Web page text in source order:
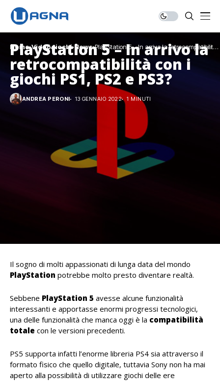
Home Videogiochi News PlayStation 5 – In arrivo la retrocompatibilità
con i giochi PS1, PS2 e PS3?
PlayStation 5 – In arrivo la
retrocompatibilità con i
giochi PS1, PS2 e PS3?
ANDREA PERONI 13 GENNAIO 2022 1 MINUTI
Il sogno di molti appassionati di lunga data del mondo
PlayStation potrebbe molto presto diventare realtà.
Sebbene PlayStation 5 avesse alcune funzionalità
interessanti e apportasse enormi progressi tecnologici,
una delle funzionalità che manca oggi è la compatibilità
totale con le versioni precedenti.
PS5 supporta infatti l’enorme libreria PS4 sia attraverso il
formato fisico che quello digitale, tuttavia Sony non ha mai
aperto alla possibilità di utilizzare giochi delle ere